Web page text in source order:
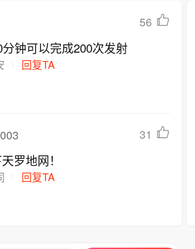
56
钟可以完成200次发射
回复TA
31
罗地网！
回复TA